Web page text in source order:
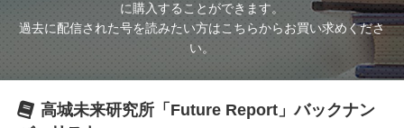
に購入することができます。
過去に配信された号を読みたい方はこちらからお買い求めくださ
い。
高城未来研究所「Future Report」バックナン